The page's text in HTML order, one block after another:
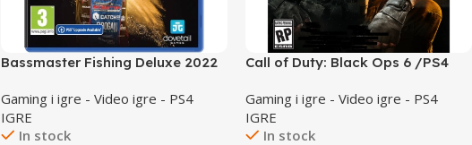
Bassmaster Fishing Deluxe 2022
Gaming i igre - Video igre - PS4
IGRE
In stock
Call of Duty: Black Ops 6 /PS4
Gaming i igre - Video igre - PS4
IGRE
In stock